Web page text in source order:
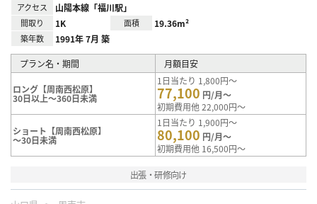
アクセス 山陽本線「福川駅」
間取り 1K 面積 19.36m²
築年数 1991年 7月 築
プラン名・期間 月額目安
ロング【周南西松原】
30日以上～360日未満
1日当たり 1,800円～
77,100 円/月～
初期費用他 22,000円～
ショート【周南西松原】
～30日未満
1日当たり 1,900円～
80,100 円/月～
初期費用他 16,500円～
出張・研修向け